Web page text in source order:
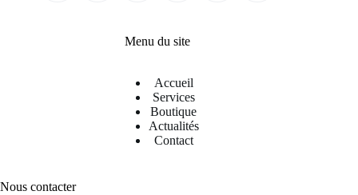
Menu du site
Accueil
Services
Boutique
Actualités
Contact
Nous contacter